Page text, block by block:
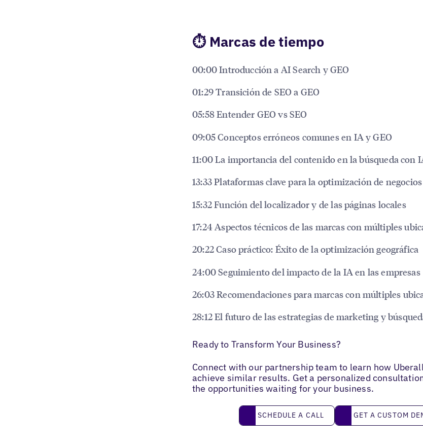
⏱ Marcas de tiempo
00:00 Introducción a AI Search y GEO
01:29 Transición de SEO a GEO
05:58 Entender GEO vs SEO
09:05 Conceptos erróneos comunes en IA y GEO
11:00 La importancia del contenido en la búsqueda con
13:33 Plataformas clave para la optimización de
15:32 Función del localizador y de las páginas locales
17:24 Aspectos técnicos de las marcas con múltiples
20:22 Caso práctico: Éxito de la optimización geográfica
24:00 Seguimiento del impacto de la IA en las empresas
26:03 Recomendaciones para marcas con múltiples
28:12 El futuro de las estrategias de marketing y
Ready to Transform Your Business?
Connect with our partnership team to learn how
achieve similar results. Get a personalized
the opportunities waiting for your business.
Schedule a call
SCHEDULE A CALL Get a custom demo
GET A CUSTOM